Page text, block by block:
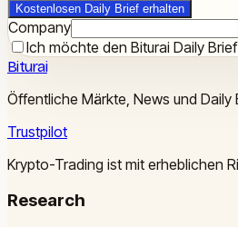
Kostenlosen Daily Brief erhalten
Company
Ich möchte den Biturai Daily
Biturai
Öffentliche Märkte, News und Daily
Trustpilot
Krypto-Trading ist mit erheblichen
Research